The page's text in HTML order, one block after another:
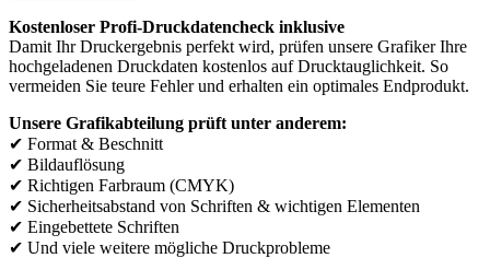
Kostenloser Profi-Druckdatencheck inklusive
Damit Ihr Druckergebnis perfekt wird, prüfen unsere Grafiker Ihre
hochgeladenen Druckdaten kostenlos auf Drucktauglichkeit. So
vermeiden Sie teure Fehler und erhalten ein optimales Endprodukt.
Unsere Grafikabteilung prüft unter anderem:
✔ Format & Beschnitt
✔ Bildauflösung
✔ Richtigen Farbraum (CMYK)
✔ Sicherheitsabstand von Schriften & wichtigen Elementen
✔ Eingebettete Schriften
✔ Und viele weitere mögliche Druckprobleme